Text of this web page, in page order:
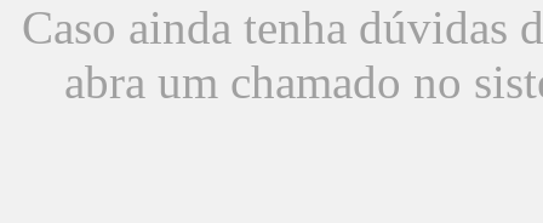
Caso ainda tenha dúvidas
abra um chamado no